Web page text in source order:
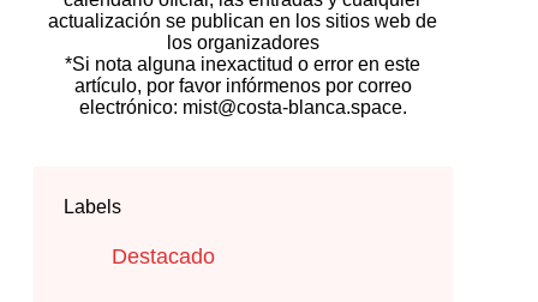
actualización se publican en los sitios web de
los organizadores
*Si nota alguna inexactitud o error en este
artículo, por favor infórmenos por correo
electrónico: mist@costa-blanca.space.
Labels
Destacado